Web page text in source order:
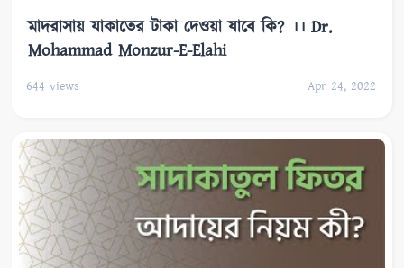
মাদরাসায় যাকাতের টাকা দেওয়া যাবে কি? ।। Dr.
Mohammad Monzur-E-Elahi
644 views Apr 24, 2022